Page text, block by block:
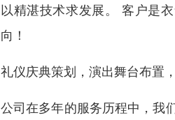
以精湛技术求发展。 客户是
向！
礼仪庆典策划，演出舞台布置
公司在多年的服务历程中，我